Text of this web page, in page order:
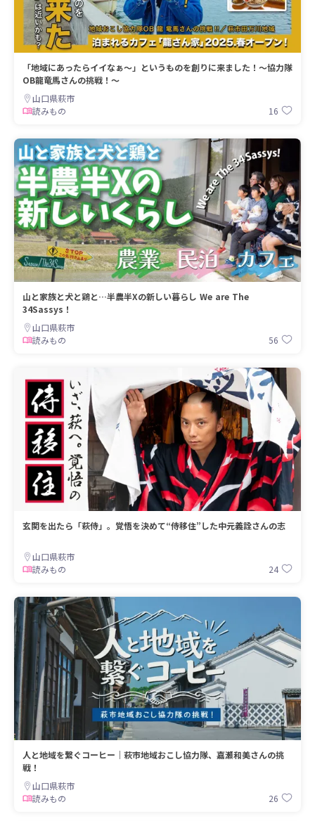
「地域にあったらイイなぁ〜」というものを創りに来ました！〜協力隊
OB龍竜馬さんの挑戦！〜
山口県萩市
読みもの
16
山と家族と犬と鶏と…半農半Xの新しい暮らし We are The
34Sassys！
山口県萩市
読みもの
56
玄関を出たら「萩侍」。覚悟を決めて“侍移住”した中元義詮さんの志
山口県萩市
読みもの
24
人と地域を繋ぐコーヒー｜萩市地域おこし協力隊、嘉瀬和美さんの挑
戦！
山口県萩市
読みもの
26